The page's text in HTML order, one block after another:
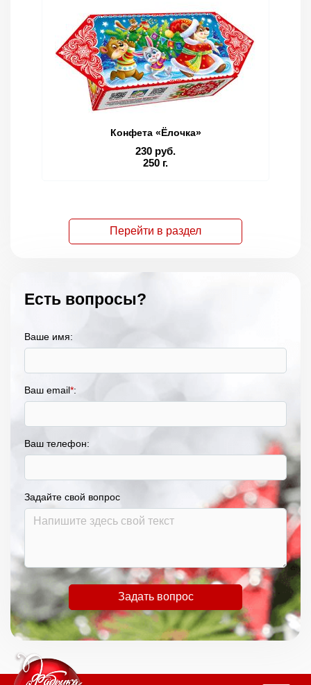
Конфета «Ёлочка»
230 руб.
250 г.
Перейти в раздел
Есть вопросы?
Ваше имя:
Ваш email*:
Ваш телефон:
Задайте свой вопрос
Задать вопрос